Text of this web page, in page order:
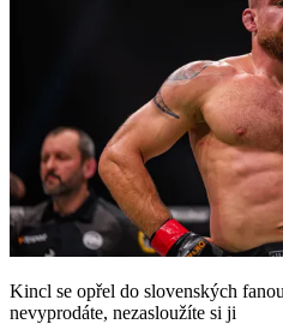
Kincl se opřel do slovenských
nevyprodáte, nezasloužíte si ji